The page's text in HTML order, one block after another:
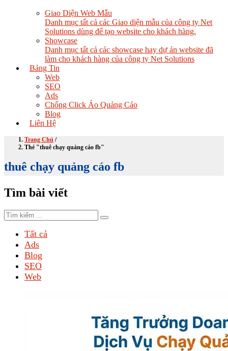
Giao Diện Web Mẫu
Danh mục tất cả các Giao diện mẫu của công ty Net
Solutions dùng để tạo website cho khách hàng.
Showcase
Danh mục tất cả các showcase hay dự án website đã
làm cho khách hàng của công ty Net Solutions
Bảng Tin
Web
SEO
Ads
Chống Click Ảo Quảng Cáo
Blog
Liên Hệ
Trang Chủ /
Thẻ "thuê chạy quảng cáo fb"
thuê chạy quảng cáo fb
Tìm bài viết
Tất cả
Ads
Blog
SEO
Web